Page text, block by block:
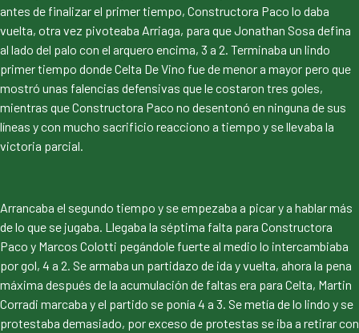
antes de finalizar el primer tiempo, Constructora Paco lo daba
vuelta, otra vez pivoteaba Arriaga, para que Jonathan Sosa defina
al lado del palo con el arquero encima, 3 a 2. Terminaba un lindo
primer tiempo donde Celta De Vino fue de menor a mayor pero que
mostró unas falencias defensivas que le costaron tres goles,
mientras que Constructora Paco no desentonó en ninguna de sus
líneas y con mucho sacrificio reacciono a tiempo y se llevaba la
victoria parcial.
Arrancaba el segundo tiempo y se empezaba a picar y a hablar más
de lo que se jugaba. Llegaba la séptima falta para Constructora
Paco y Marcos Colotti pegándole fuerte al medio lo intercambiaba
por gol, 4 a 2. Se armaba un partidazo de ida y vuelta, ahora la pena
máxima después de la acumulación de faltas era para Celta, Martin
Corradi marcaba y el partido se ponía 4 a 3. Se metía de lo lindo y se
protestaba demasiado, por exceso de protestas se iba a retirar con